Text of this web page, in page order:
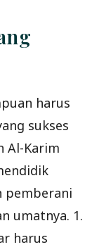
harus
sukses
Al-Karim
pemberani
umatnya. 1.
harus